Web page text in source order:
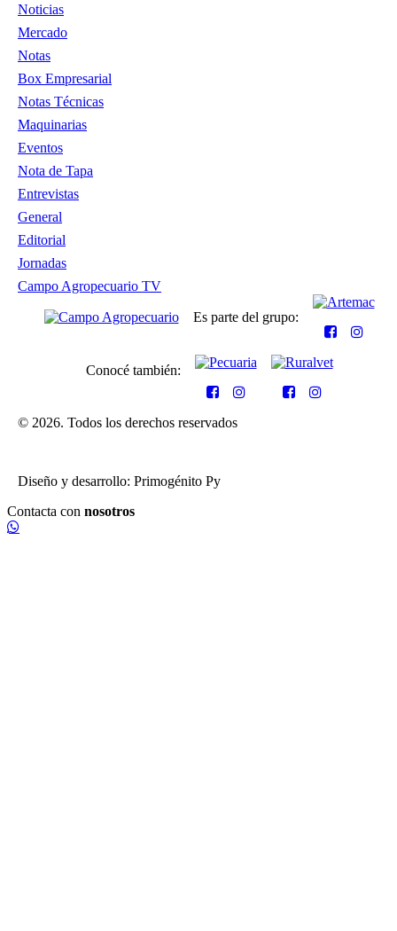
Noticias
Mercado
Notas
Box Empresarial
Notas Técnicas
Maquinarias
Eventos
Nota de Tapa
Entrevistas
General
Editorial
Jornadas
Campo Agropecuario TV
Es parte del grupo:
Conocé también:
© 2026. Todos los derechos reservados
Diseño y desarrollo: Primogénito Py
Contacta con nosotros